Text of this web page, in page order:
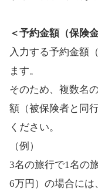
＜予約金額（保険
入力する予約金額
ます。
そのため、複数名
額（被保険者と同
ください。
（例）
3名の旅行で1名の
6万円）​の場合には